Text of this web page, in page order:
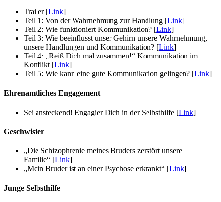
Trailer [Link]
Teil 1: Von der Wahrnehmung zur Handlung [Link]
Teil 2: Wie funktioniert Kommunikation? [Link]
Teil 3: Wie beeinflusst unser Gehirn unsere Wahrnehmung,
unsere Handlungen und Kommunikation? [Link]
Teil 4: „Reiß Dich mal zusammen!“ Kommunikation im
Konflikt [Link]
Teil 5: Wie kann eine gute Kommunikation gelingen? [Link]
Ehrenamtliches Engagement
Sei ansteckend! Engagier Dich in der Selbsthilfe [Link]
Geschwister
„Die Schizophrenie meines Bruders zerstört unsere
Familie“ [Link]
„Mein Bruder ist an einer Psychose erkrankt“ [Link]
Junge Selbsthilfe